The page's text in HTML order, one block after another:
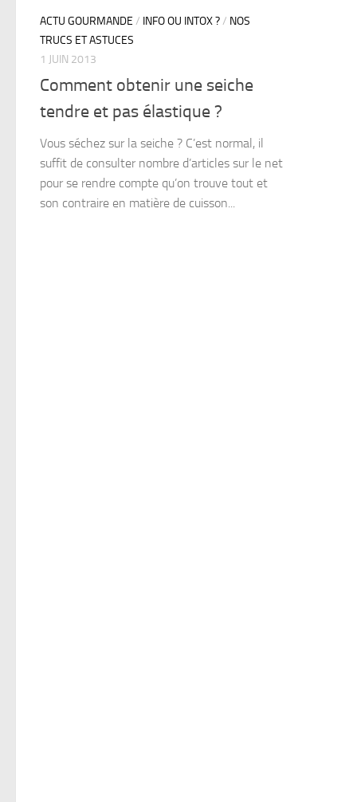
ACTU GOURMANDE / INFO OU INTOX ?/ NOS
TRUCS ET ASTUCES
1 JUIN 2013
Comment obtenir une seiche
tendre et pas élastique ?
Vous séchez sur la seiche ? C’est normal, il
suffit de consulter nombre d’articles sur le net
pour se rendre compte qu’on trouve tout et
son contraire en matière de cuisson...